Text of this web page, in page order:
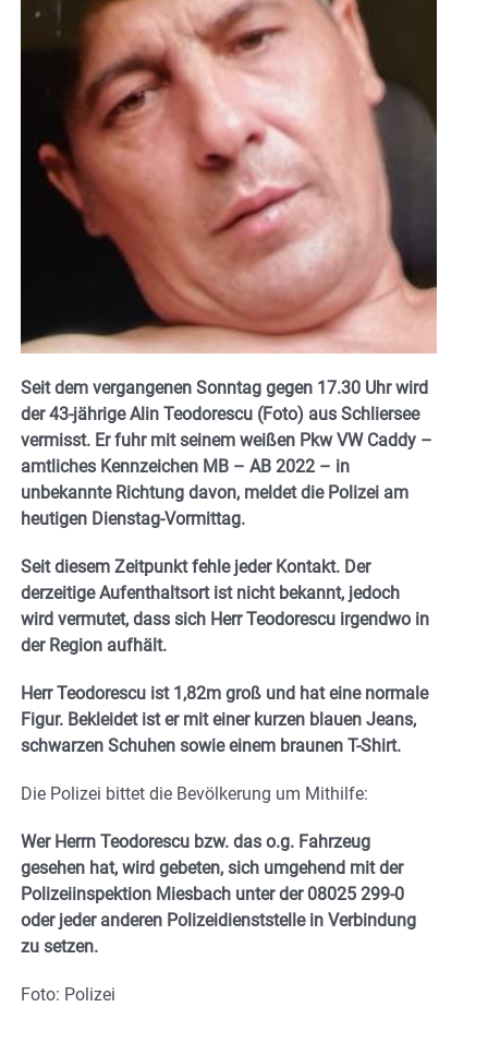
Seit dem vergangenen Sonntag gegen 17.30 Uhr wird
der 43-jährige Alin Teodorescu (Foto) aus Schliersee
vermisst. Er fuhr mit seinem weißen Pkw VW Caddy –
amtliches Kennzeichen MB – AB 2022 – in
unbekannte Richtung davon, meldet die Polizei am
heutigen Dienstag-Vormittag.
Seit diesem Zeitpunkt fehle jeder Kontakt. Der
derzeitige Aufenthaltsort ist nicht bekannt, jedoch
wird vermutet, dass sich Herr Teodorescu irgendwo in
der Region aufhält.
Herr Teodorescu ist 1,82m groß und hat eine normale
Figur. Bekleidet ist er mit einer kurzen blauen Jeans,
schwarzen Schuhen sowie einem braunen T-Shirt.
Die Polizei bittet die Bevölkerung um Mithilfe:
Wer Herrn Teodorescu bzw. das o.g. Fahrzeug
gesehen hat, wird gebeten, sich umgehend mit der
Polizeiinspektion Miesbach unter der 08025 299-0
oder jeder anderen Polizeidienststelle in Verbindung
zu setzen.
Foto: Polizei